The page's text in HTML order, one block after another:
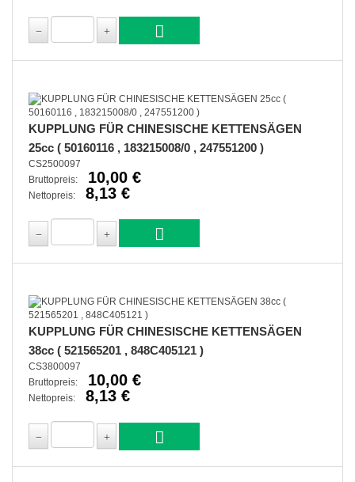
KUPPLUNG FÜR CHINESISCHE KETTENSÄGEN
25cc ( 50160116 , 183215008/0 , 247551200 )
CS2500097
Bruttopreis:
10,00 €
Nettopreis: 8,13 €
KUPPLUNG FÜR CHINESISCHE KETTENSÄGEN
38cc ( 521565201 , 848C405121 )
CS3800097
Bruttopreis:
10,00 €
Nettopreis: 8,13 €